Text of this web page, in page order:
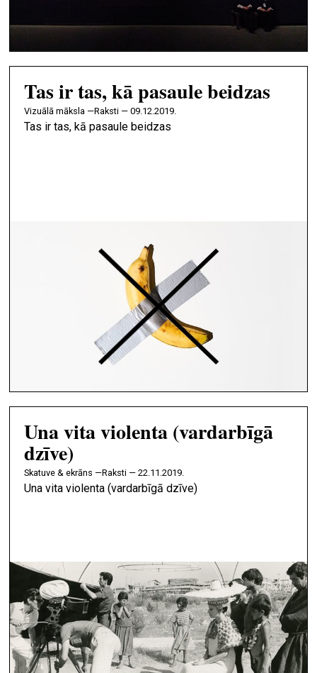
Tas ir tas, kā pasaule beidzas
vizuālā māksla —Raksti — 09.12.2019.
Tas ir tas, kā pasaule beidzas
Una vita violenta (vardarbīgā
dzīve)
skatuve & ekrāns —Raksti — 22.11.2019.
Una vita violenta (vardarbīgā dzīve)